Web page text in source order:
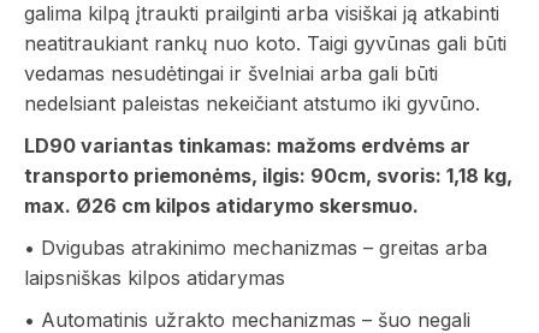
galima kilpą įtraukti prailginti arba visiškai ją atkabinti
neatitraukiant rankų nuo koto. Taigi gyvūnas gali būti
vedamas nesudėtingai ir švelniai arba gali būti
nedelsiant paleistas nekeičiant atstumo iki gyvūno.
LD90 variantas tinkamas: mažoms erdvėms ar
transporto priemonėms, ilgis: 90cm, svoris: 1,18 kg,
max. Ø26 cm kilpos atidarymo skersmuo.
• Dvigubas atrakinimo mechanizmas – greitas arba
laipsniškas kilpos atidarymas
• Automatinis užrakto mechanizmas – šuo negali